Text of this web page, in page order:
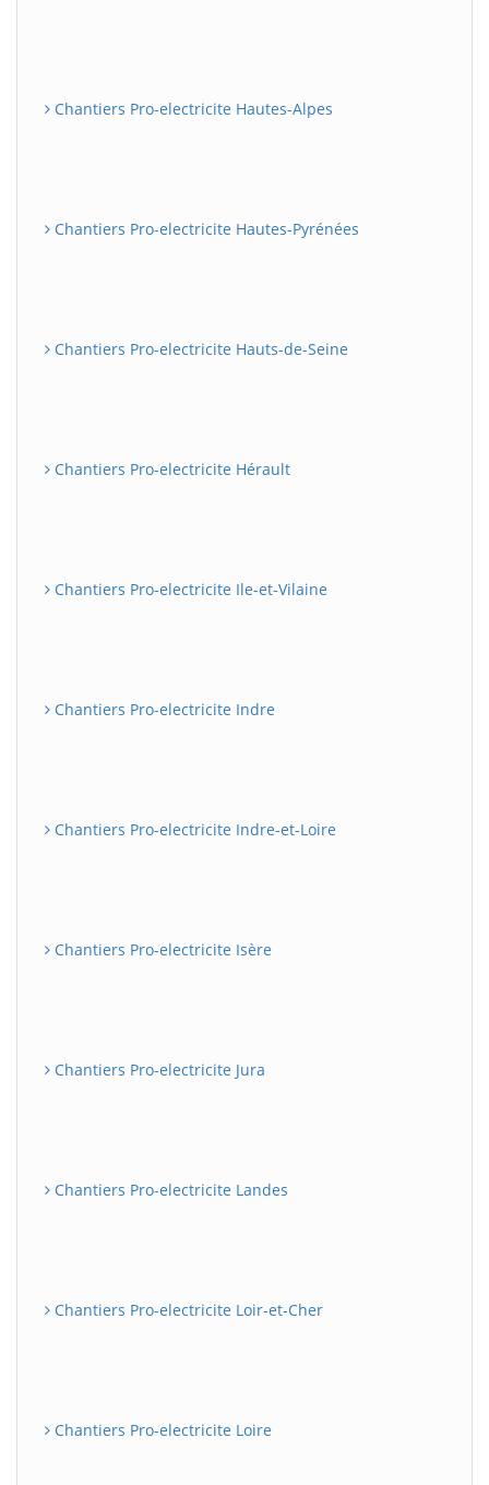
Chantiers Pro-electricite Hautes-Alpes
Chantiers Pro-electricite Hautes-Pyrénées
Chantiers Pro-electricite Hauts-de-Seine
Chantiers Pro-electricite Hérault
Chantiers Pro-electricite Ile-et-Vilaine
Chantiers Pro-electricite Indre
Chantiers Pro-electricite Indre-et-Loire
Chantiers Pro-electricite Isère
Chantiers Pro-electricite Jura
Chantiers Pro-electricite Landes
Chantiers Pro-electricite Loir-et-Cher
Chantiers Pro-electricite Loire